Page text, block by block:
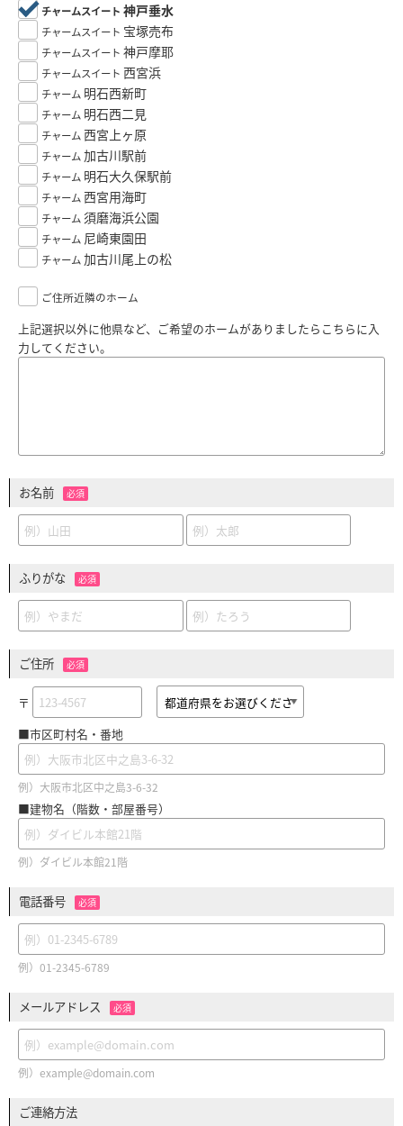
チャームスイート 神戸垂水
チャームスイート 宝塚売布
チャームスイート 神戸摩耶
チャームスイート 西宮浜
チャーム 明石西新町
チャーム 明石西二見
チャーム西宮上ヶ原
チャーム加古川駅前
チャーム 明石大久保駅前
チャーム西宮用海町
チャーム須磨海浜公園
チャーム 尼崎東園田
チャーム加古川尾上の松
ご住所近隣のホーム
上記選択以外に他県など、ご希望のホームがありましたらこちらに入
力してください。
お名前 必須
ふりがな 必須
ご住所 必須
〒
■市区町村名・番地
例）大阪市北区中之島3-6-32
■建物名（階数・部屋番号）
例）ダイビル本館21階
電話番号 必須
例）01-2345-6789
メールアドレス 必須
例）example@domain.com
ご連絡方法